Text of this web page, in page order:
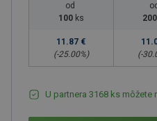
od
100 ks
11.87 €
(-25.00%)
od
200
(-
U partnera 3168 ks môžete